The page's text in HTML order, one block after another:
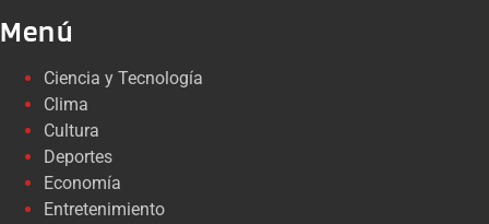
Menú
Ciencia y Tecnología
Clima
Cultura
Deportes
Economía
Entretenimiento